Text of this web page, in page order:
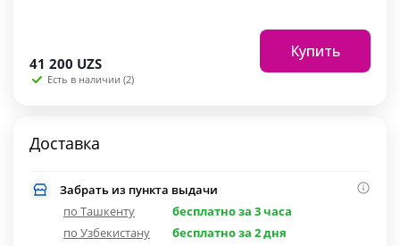
41 200 UZS
Есть в наличии (2)
Купить
Доставка
Забрать из пункта выдачи
по Ташкенту
бесплатно за 3 часа
по Узбекистану
бесплатно за 2 дня